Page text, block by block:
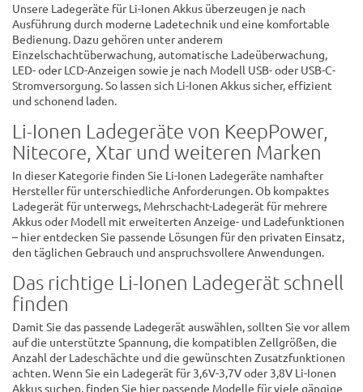
Unsere Ladegeräte für Li-Ionen Akkus überzeugen je nach
Ausführung durch moderne Ladetechnik und eine komfortable
Bedienung. Dazu gehören unter anderem
Einzelschachtüberwachung, automatische Ladeüberwachung,
LED- oder LCD-Anzeigen sowie je nach Modell USB- oder USB-C-
Stromversorgung. So lassen sich Li-Ionen Akkus sicher, effizient
und schonend laden.
Li-Ionen Ladegeräte von KeepPower,
Nitecore, Xtar und weiteren Marken
In dieser Kategorie finden Sie Li-Ionen Ladegeräte namhafter
Hersteller für unterschiedliche Anforderungen. Ob kompaktes
Ladegerät für unterwegs, Mehrschacht-Ladegerät für mehrere
Akkus oder Modell mit erweiterten Anzeige- und Ladefunktionen
– hier entdecken Sie passende Lösungen für den privaten Einsatz,
den täglichen Gebrauch und anspruchsvollere Anwendungen.
Das richtige Li-Ionen Ladegerät schnell
finden
Damit Sie das passende Ladegerät auswählen, sollten Sie vor allem
auf die unterstützte Spannung, die kompatiblen Zellgrößen, die
Anzahl der Ladeschächte und die gewünschten Zusatzfunktionen
achten. Wenn Sie ein Ladegerät für 3,6V-3,7V oder 3,8V Li-Ionen
Akkus suchen, finden Sie hier passende Modelle für viele gängige